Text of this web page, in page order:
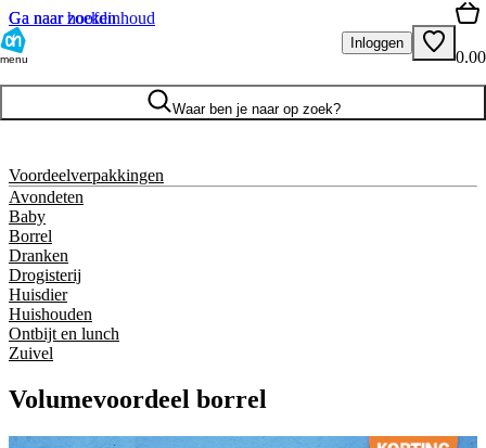
Ga naar hoofdinhoud
Ga naar zoeken
menu
Inloggen
0.00
Waar ben je naar op zoek?
Voordeelverpakkingen
Avondeten
Baby
Borrel
Dranken
Drogisterij
Huisdier
Huishouden
Ontbijt en lunch
Zuivel
Volumevoordeel borrel